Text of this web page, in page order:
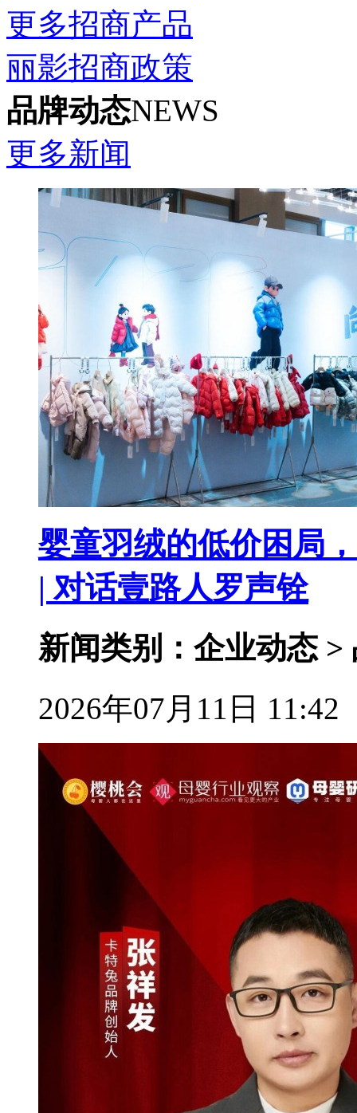
更多招商产品
丽影招商政策
品牌动态NEWS
更多新闻
婴童羽绒的低价困局
| 对话壹路人罗声铨
新闻类别：企业动态 >
2026年07月11日 11:42